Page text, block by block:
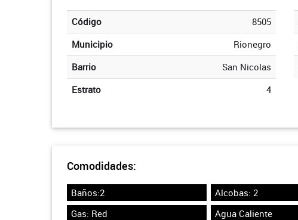
Código
8505
Municipio
Rionegro
Barrio
San Nicolas
Estrato
4
Comodidades:
Baños:2 Alcobas: 2
Gas: Red
Agua Caliente